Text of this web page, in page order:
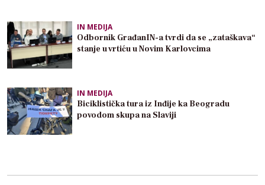
IN MEDIJA
Odbornik GrađanIN-a tvrdi da se „zataškava“
stanje u vrtiću u Novim Karlovcima
IN MEDIJA
Biciklistička tura iz Inđije ka Beogradu
povodom skupa na Slaviji